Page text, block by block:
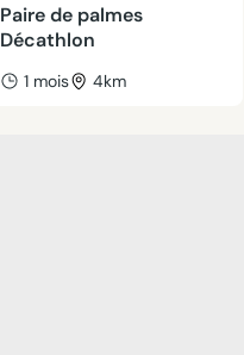
Paire de palmes
Décathlon
1 mois 4km